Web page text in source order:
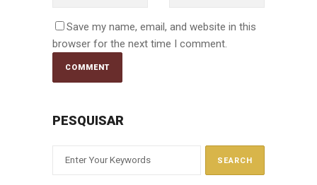
Save my name, email, and website in this
browser for the next time I comment.
PESQUISAR